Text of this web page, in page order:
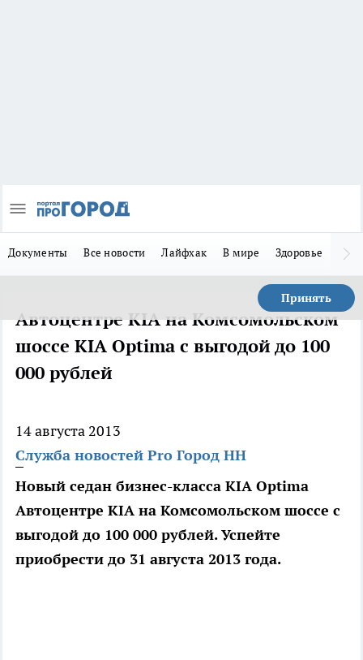
Документы Все новости Лайфхак В мире Здоровье
Принять
Автоцентре KIA на Комсомольском
шоссе KIA Optima с выгодой до 100
000 рублей
14 августа 2013
Служба новостей Pro Город НН
Новый седан бизнес-класса KIA Optima
Автоцентре KIA на Комсомольском шоссе с
выгодой до 100 000 рублей. Успейте
приобрести до 31 августа 2013 года.